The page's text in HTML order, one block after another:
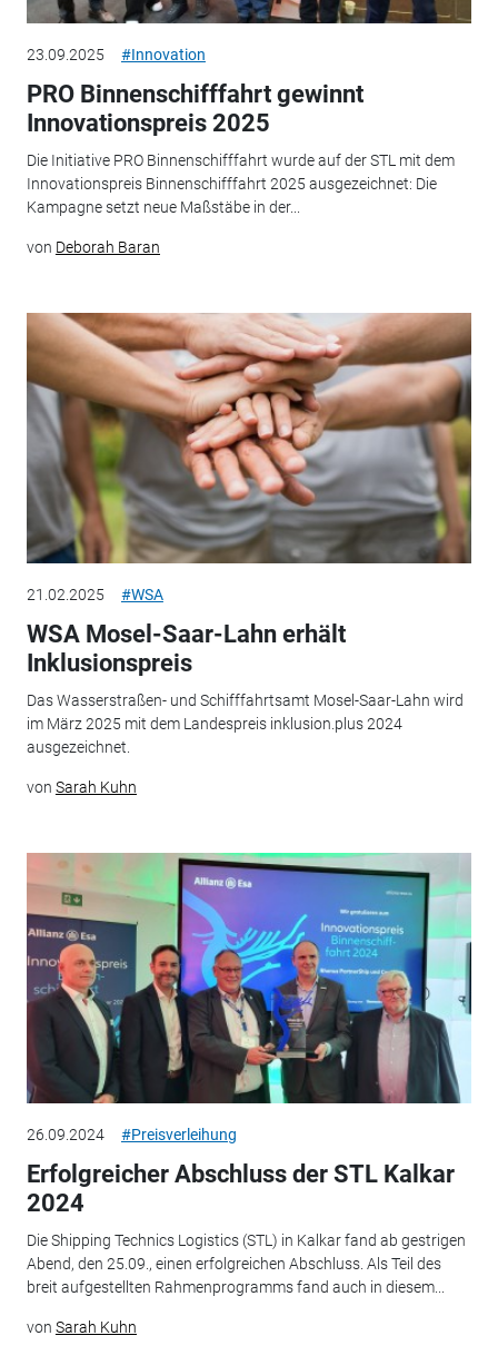
23.09.2025 #Innovation
PRO Binnenschifffahrt gewinnt
Innovationspreis 2025
Die Initiative PRO Binnenschifffahrt wurde auf der STL mit dem
Innovationspreis Binnenschifffahrt 2025 ausgezeichnet: Die
Kampagne setzt neue Maßstäbe in der...
von Deborah Baran
21.02.2025 #WSA
WSA Mosel-Saar-Lahn erhält
Inklusionspreis
Das Wasserstraßen- und Schifffahrtsamt Mosel-Saar-Lahn wird
im März 2025 mit dem Landespreis inklusion.plus 2024
ausgezeichnet.
von Sarah Kuhn
26.09.2024 #Preisverleihung
Erfolgreicher Abschluss der STL Kalkar
2024
Die Shipping Technics Logistics (STL) in Kalkar fand ab gestrigen
Abend, den 25.09., einen erfolgreichen Abschluss. Als Teil des
breit aufgestellten Rahmenprogramms fand auch in diesem...
von Sarah Kuhn